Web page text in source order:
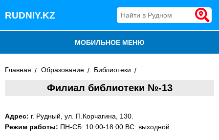
RUDNIY.KZ
МОБИЛЬНОЕ МЕНЮ
ВСЕ ОРГАНИЗАЦИИ
Главная Образование Библиотеки
Филиал библиотеки №-13
Адрес: г. Рудный, ул. П.Корчагина, 130.
Режим работы: ПН-СБ: 10:00-18:00 ВС: выходной.